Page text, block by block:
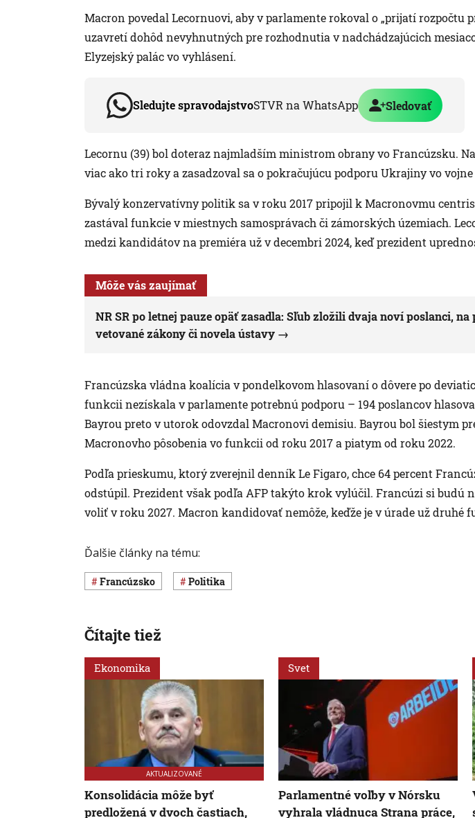
Macron povedal Lecornuovi, aby v parlamente rokoval o „prijatí rozpočtu
uzavretí dohôd nevyhnutných pre rozhodnutia v nadchádzajúcich
Elyzejský palác vo vyhlásení.
Sledujte spravodajstvoSTVR na WhatsApp Sledovať
Lecornu (39) bol doteraz najmladším ministrom obrany vo Francúzsku.
viac ako tri roky a zasadzoval sa o pokračujúcu podporu Ukrajiny vo vojne
Bývalý konzervatívny politik sa v roku 2017 pripojil k Macronovmu
zastával funkcie v miestnych samosprávach či zámorských územiach.
medzi kandidátov na premiéra už v decembri 2024, keď prezident
Môže vás zaujímať
NR SR po letnej pauze opäť zasadla: Sľub zložili dvaja noví poslanci, na
vetované zákony či novela ústavy
Francúzska vládna koalícia v pondelkovom hlasovaní o dôvere po
funkcii nezískala v parlamente potrebnú podporu – 194 poslancov
Bayrou preto v utorok odovzdal Macronovi demisiu. Bayrou bol šiestym
Macronovho pôsobenia vo funkcii od roku 2017 a piatym od roku 2022.
Podľa prieskumu, ktorý zverejnil denník Le Figaro, chce 64 percent
odstúpil. Prezident však podľa AFP takýto krok vylúčil. Francúzi si budú
voliť v roku 2027. Macron kandidovať nemôže, keďže je v úrade už druhé
Ďalšie články na tému:
Francúzsko Politika
Čítajte tiež
Ekonomika
AKTUALIZOVANÉ
Konsolidácia môže byť
predložená v dvoch častiach,
Svet
Parlamentné voľby v Nórsku
vyhrala vládnuca Strana práce,